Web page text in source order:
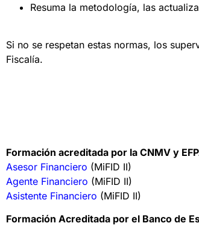
Resuma la metodología, las
Si no se respetan estas normas, los
Fiscalía.
Formación acreditada por la CNMV y
Asesor Financiero (MiFID II)
Agente Financiero (MiFID II)
Asistente Financiero (MiFID II)
Formación Acreditada por el Banco de